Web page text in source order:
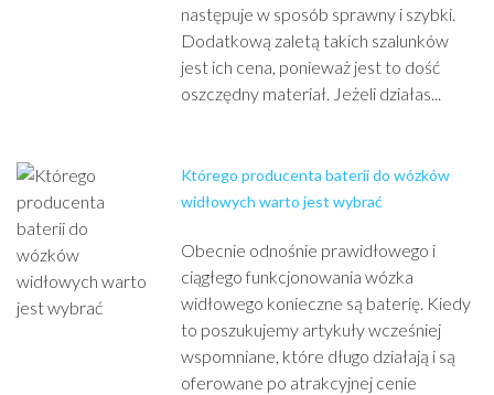
następuje w sposób sprawny i szybki.
Dodatkową zaletą takich szalunków
jest ich cena, ponieważ jest to dość
oszczędny materiał. Jeżeli działas...
Którego producenta baterii do wózków
widłowych warto jest wybrać
Obecnie odnośnie prawidłowego i
ciągłego funkcjonowania wózka
widłowego konieczne są baterię. Kiedy
to poszukujemy artykuły wcześniej
wspomniane, które długo działają i są
oferowane po atrakcyjnej cenie